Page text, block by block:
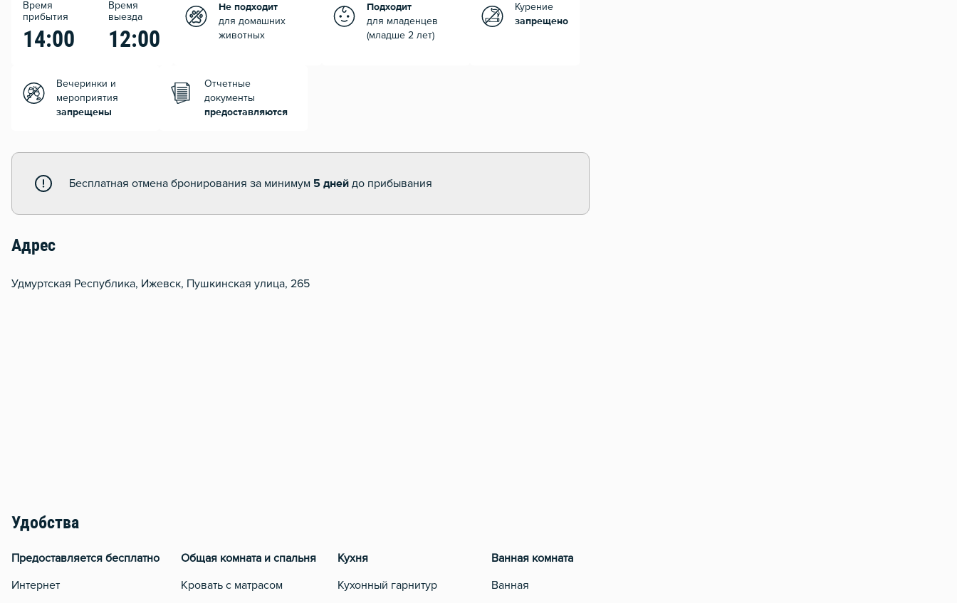
Время
прибытия
14:00
Время
выезда
12:00
Не подходит
для домашних
животных
Подходит
для младенцев
(младше 2 лет)
Курение
запрещено
Вечеринки и
мероприятия
запрещены
Отчетные
документы
предоставляются
Бесплатная отмена бронирования за минимум 5 дней до прибывания
Адрес
Удмуртская Республика, Ижевск, Пушкинская улица, 265
Удобства
Предоставляется бесплатно
Интернет
Общая комната и спальня
Кровать с матрасом
Кухня
Кухонный гарнитур
Ванная комната
Ванная